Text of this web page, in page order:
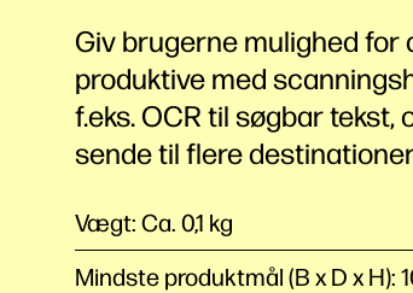
Giv brugerne mulighed
produktive med
f.eks. OCR til søgbar tekst,
sende til flere
Vægt: Ca. 0,1 kg
Mindste produktmål (B x D x H):